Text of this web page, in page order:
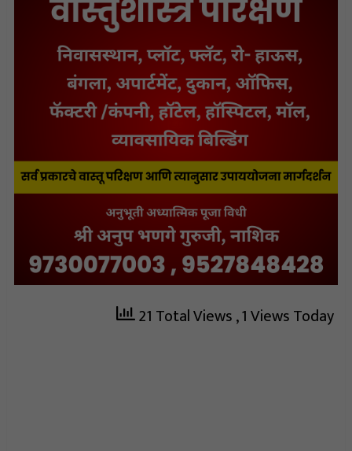
21 Total Views, 1 Views Today